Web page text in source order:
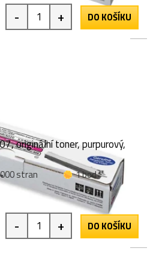
- + DO KOŠÍKU
originální toner, purpurový,
stran
1 bod
- + DO KOŠÍKU